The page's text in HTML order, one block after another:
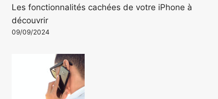
Les fonctionnalités cachées de votre iPhone à
découvrir
09/09/2024